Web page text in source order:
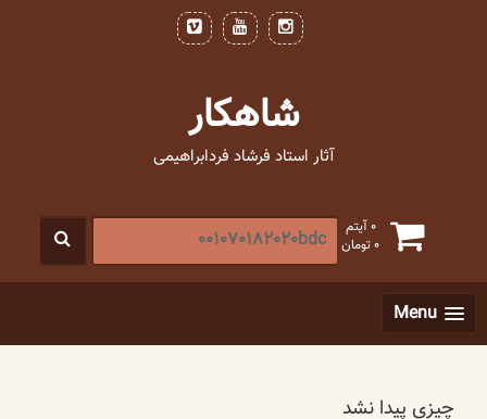
شاهکار
آثار استاد فرشاد فردابراهیمی
0 آیتم
0تومان
جستجو
برای
Menu
چیزی پیدا نشد